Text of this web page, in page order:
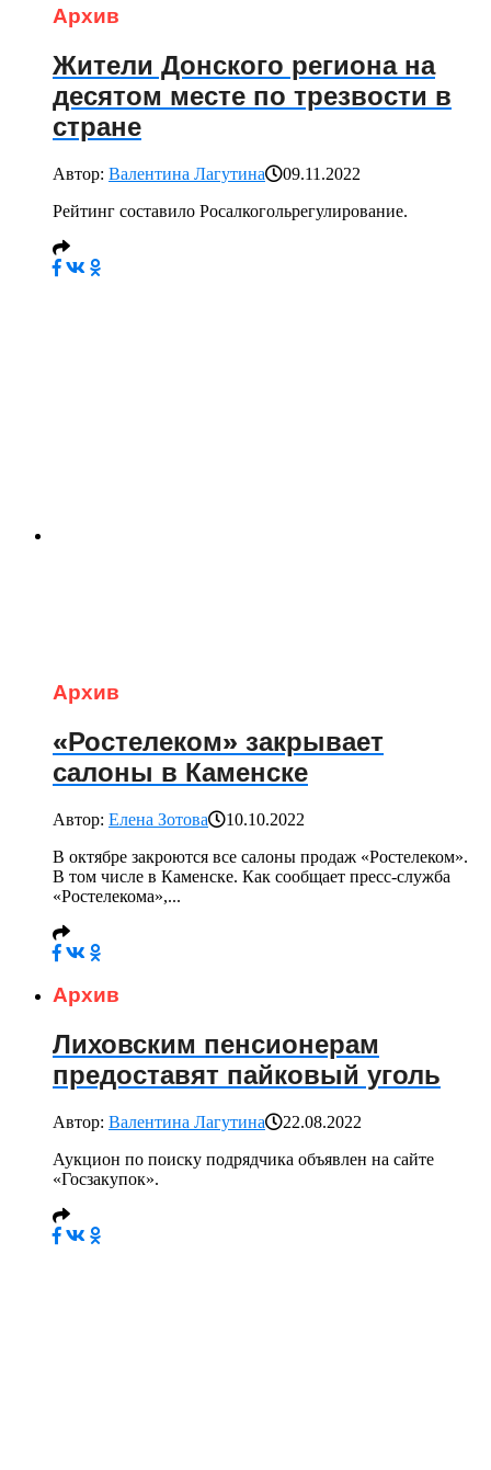
Архив
Жители Донского региона на
десятом месте по трезвости в
стране
Автор: Валентина Лагутина
09.11.2022
Рейтинг составило Росалкогольрегулирование.
Архив
«Ростелеком» закрывает
салоны в Каменске
Автор: Елена Зотова
10.10.2022
В октябре закроются все салоны продаж «Ростелеком».
В том числе в Каменске. Как сообщает пресс-служба
«Ростелекома»,...
Архив
Лиховским пенсионерам
предоставят пайковый уголь
Автор: Валентина Лагутина
22.08.2022
Аукцион по поиску подрядчика объявлен на сайте
«Госзакупок».